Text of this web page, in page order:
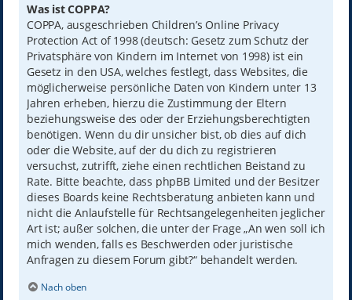
Was ist COPPA?
COPPA, ausgeschrieben Children’s Online Privacy
Protection Act of 1998 (deutsch: Gesetz zum Schutz der
Privatsphäre von Kindern im Internet von 1998) ist ein
Gesetz in den USA, welches festlegt, dass Websites, die
möglicherweise persönliche Daten von Kindern unter 13
Jahren erheben, hierzu die Zustimmung der Eltern
beziehungsweise des oder der Erziehungsberechtigten
benötigen. Wenn du dir unsicher bist, ob dies auf dich
oder die Website, auf der du dich zu registrieren
versuchst, zutrifft, ziehe einen rechtlichen Beistand zu
Rate. Bitte beachte, dass phpBB Limited und der Besitzer
dieses Boards keine Rechtsberatung anbieten kann und
nicht die Anlaufstelle für Rechtsangelegenheiten jeglicher
Art ist; außer solchen, die unter der Frage „An wen soll ich
mich wenden, falls es Beschwerden oder juristische
Anfragen zu diesem Forum gibt?“ behandelt werden.
Nach oben